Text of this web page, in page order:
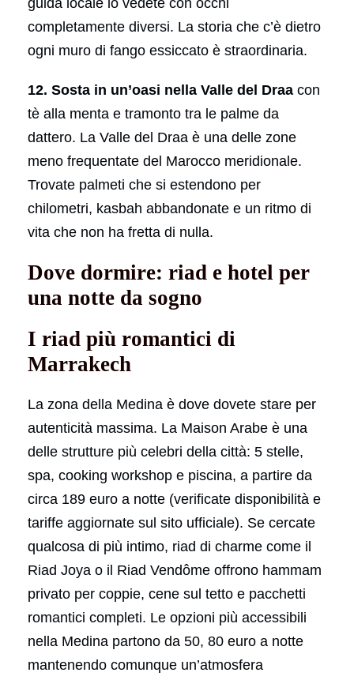
guida locale lo vedete con occhi
completamente diversi. La storia che c’è dietro
ogni muro di fango essiccato è straordinaria.
12. Sosta in un’oasi nella Valle del Draa con
tè alla menta e tramonto tra le palme da
dattero. La Valle del Draa è una delle zone
meno frequentate del Marocco meridionale.
Trovate palmeti che si estendono per
chilometri, kasbah abbandonate e un ritmo di
vita che non ha fretta di nulla.
Dove dormire: riad e hotel per
una notte da sogno
I riad più romantici di
Marrakech
La zona della Medina è dove dovete stare per
autenticità massima. La Maison Arabe è una
delle strutture più celebri della città: 5 stelle,
spa, cooking workshop e piscina, a partire da
circa 189 euro a notte (verificate disponibilità e
tariffe aggiornate sul sito ufficiale). Se cercate
qualcosa di più intimo, riad di charme come il
Riad Joya o il Riad Vendôme offrono hammam
privato per coppie, cene sul tetto e pacchetti
romantici completi. Le opzioni più accessibili
nella Medina partono da 50, 80 euro a notte
mantenendo comunque un’atmosfera